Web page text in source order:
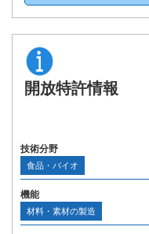
開放特許情報
技術分野
食品・バイオ
機能
材料・素材の製造